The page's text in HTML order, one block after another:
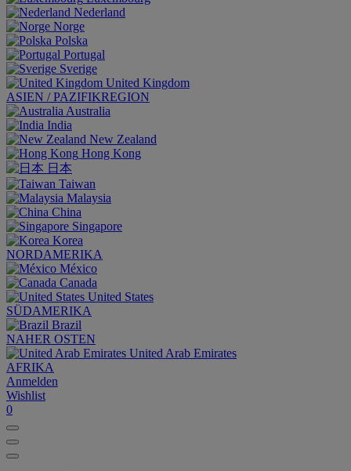
Nederland
Norge
Polska
Portugal
Sverige
United Kingdom
ASIEN / PAZIFIKREGION
Australia
India
New Zealand
Hong Kong
日本
Taiwan
Malaysia
China
Singapore
Korea
NORDAMERIKA
México
Canada
United States
SÜDAMERIKA
Brazil
NAHER OSTEN
United Arab Emirates
AFRIKA
Anmelden
Wishlist
0